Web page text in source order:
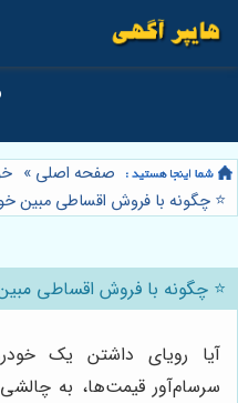
صفحه اصلی »
⭐️ چگونه با فروش اقساطی مبین
⭐️ چگونه با فروش اقساطی
آیا رویای داشتن یک
سرسام‌آور قیمت‌ها، به